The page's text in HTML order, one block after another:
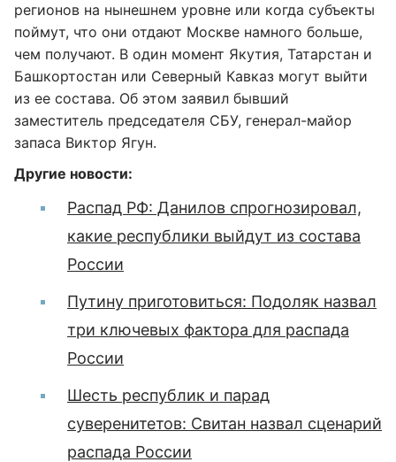
регионов на нынешнем уровне или когда субъекты
поймут, что они отдают Москве намного больше,
чем получают. В один момент Якутия, Татарстан и
Башкортостан или Северный Кавказ могут выйти
из ее состава. Об этом заявил бывший
заместитель председателя СБУ, генерал-майор
запаса Виктор Ягун.
Другие новости:
Распад РФ: Данилов спрогнозировал,
какие республики выйдут из состава
России
Путину приготовиться: Подоляк назвал
три ключевых фактора для распада
России
Шесть республик и парад
суверенитетов: Свитан назвал сценарий
распада России